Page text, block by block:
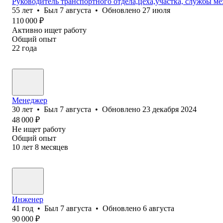
55 лет • Был 7 августа • Обновлено 27 июля
110 000 ₽
Активно ищет работу
Общий опыт
22 года
Менеджер
30 лет • Был 7 августа • Обновлено 23 декабря 2024
48 000 ₽
Не ищет работу
Общий опыт
10 лет 8 месяцев
Инженер
41 год • Был 7 августа • Обновлено 6 августа
90 000 ₽